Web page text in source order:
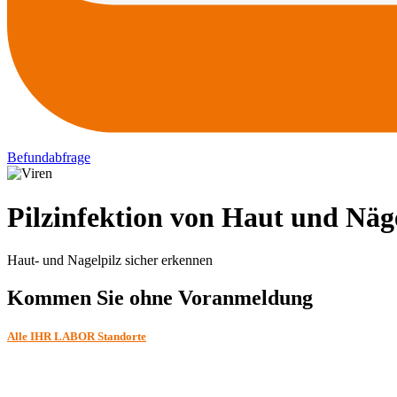
Befundabfrage
Pilzinfektion von Haut und
Haut- und Nagelpilz sicher erkennen
Kommen Sie ohne Voranmeldung
Alle IHR LABOR Standorte